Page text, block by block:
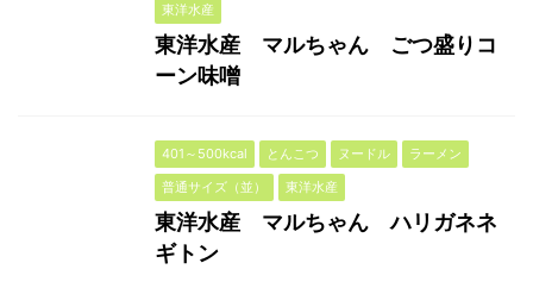
東洋水産
東洋水産 マルちゃん ごつ盛りコ
ーン味噌
401～500kcal とんこつ ヌードル
ラーメン
普通サイズ（並）
東洋水産
東洋水産 マルちゃん ハリガネネ
ギトン